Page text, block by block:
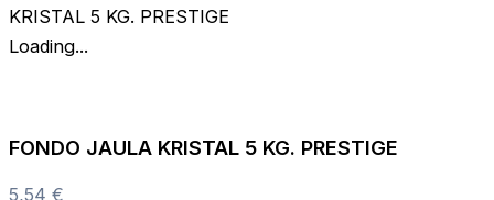
KRISTAL 5 KG. PRESTIGE
Loading...
FONDO JAULA KRISTAL 5 KG. PRESTIGE
5,54 €